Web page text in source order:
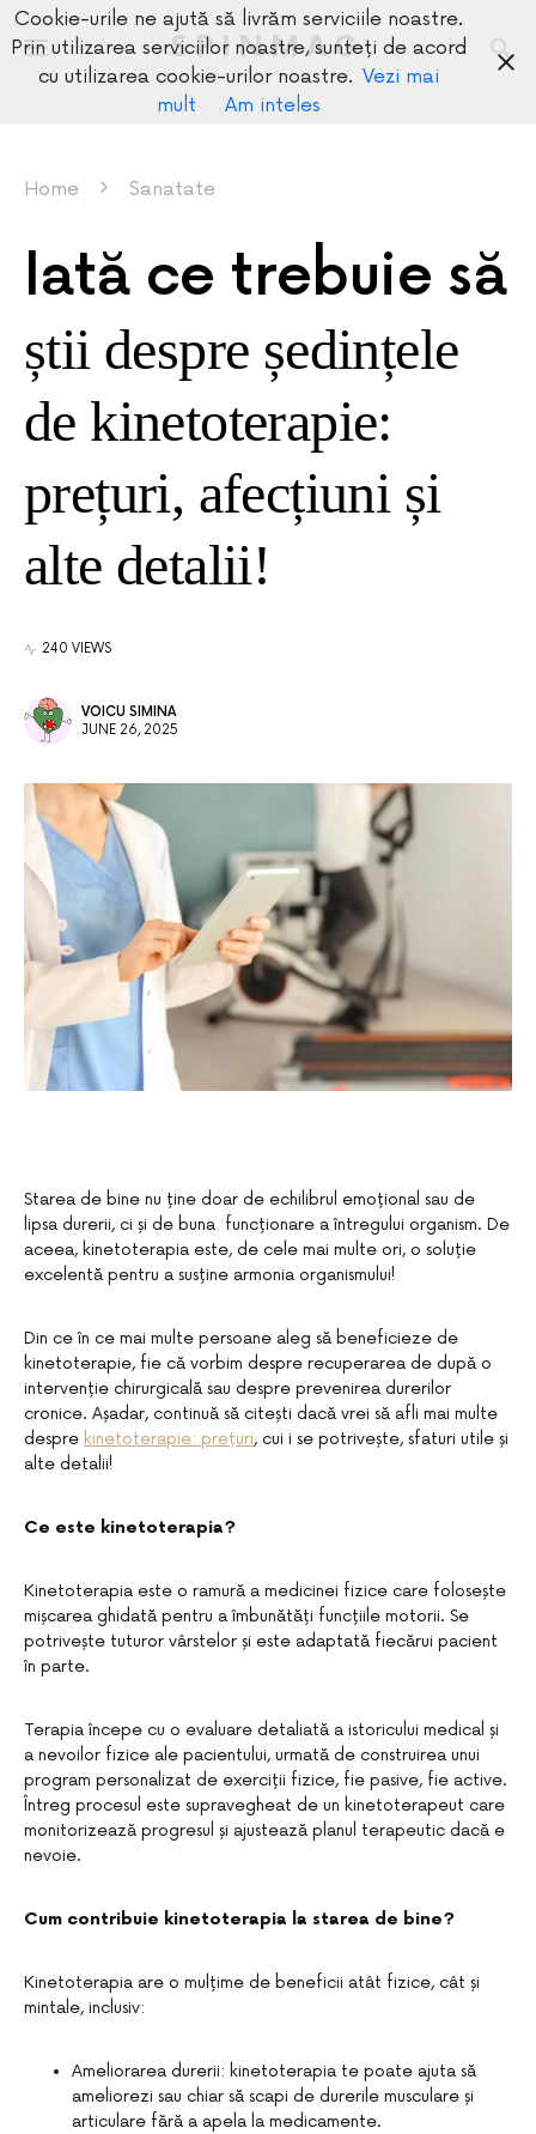
SPINMAG
Home Sanatate
Iată ce trebuie să
știi despre ședințele
de kinetoterapie:
prețuri, afecțiuni și
alte detalii!
240 VIEWS
VOICU SIMINA
JUNE 26, 2025
Starea de bine nu ține doar de echilibrul emoțional sau de
lipsa durerii, ci și de buna funcționare a întregului organism. De
aceea, kinetoterapia este, de cele mai multe ori, o soluție
excelentă pentru a susține armonia organismului!
Din ce în ce mai multe persoane aleg să beneficieze de
kinetoterapie, fie că vorbim despre recuperarea de după o
intervenție chirurgicală sau despre prevenirea durerilor
cronice. Așadar, continuă să citești dacă vrei să afli mai multe
despre kinetoterapie: prețuri, cui i se potrivește, sfaturi utile și
alte detalii!
Ce este kinetoterapia?
Kinetoterapia este o ramură a medicinei fizice care folosește
mișcarea ghidată pentru a îmbunătăți funcțiile motorii. Se
potrivește tuturor vârstelor și este adaptată fiecărui pacient
în parte.
Terapia începe cu o evaluare detaliată a istoricului medical și
a nevoilor fizice ale pacientului, urmată de construirea unui
program personalizat de exerciții fizice, fie pasive, fie active.
Întreg procesul este supravegheat de un kinetoterapeut care
monitorizează progresul și ajustează planul terapeutic dacă e
nevoie.
Cum contribuie kinetoterapia la starea de bine?
Kinetoterapia are o mulțime de beneficii atât fizice, cât și
mintale, inclusiv:
Ameliorarea durerii: kinetoterapia te poate ajuta să
ameliorezi sau chiar să scapi de durerile musculare și
articulare fără a apela la medicamente.
Cookie-urile ne ajută să livrăm serviciile noastre.
Prin utilizarea serviciilor noastre, sunteți de acord
cu utilizarea cookie-urilor noastre. Vezi mai
mult
Am inteles